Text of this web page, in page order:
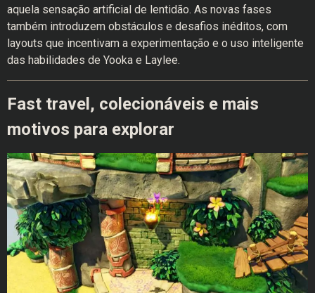
aquela sensação artificial de lentidão. As novas fases
também introduzem obstáculos e desafios inéditos, com
layouts que incentivam a experimentação e o uso inteligente
das habilidades de Yooka e Laylee.
Fast travel, colecionáveis e mais
motivos para explorar